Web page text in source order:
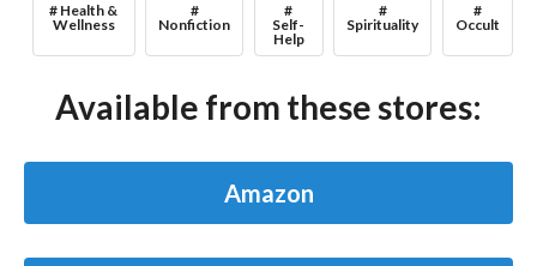
# Health &
Wellness
#
Nonfiction
#
Self-
Help
#
Spirituality
#
Occult
Available from these stores:
Amazon